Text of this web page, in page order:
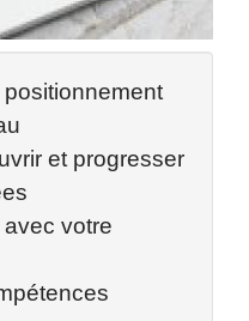
et progresser
votre